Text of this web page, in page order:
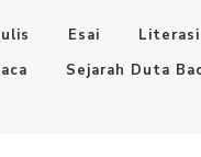
Esai
Sejarah Duta